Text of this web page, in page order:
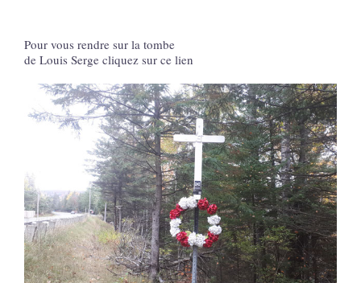
Pour vous rendre sur la tombe
de Louis Serge cliquez sur ce lien